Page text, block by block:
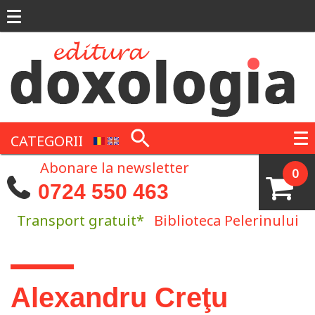
CATEGORII
0
Abonare la newsletter
0724 550 463
Transport gratuit* Biblioteca Pelerinului
Eşti aici
Alexandru Creţu